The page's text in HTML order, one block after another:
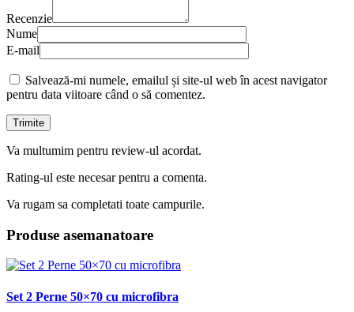
Recenzie
Nume
E-mail
Salvează-mi numele, emailul și site-ul web în acest navigator
pentru data viitoare când o să comentez.
Va multumim pentru review-ul acordat.
Rating-ul este necesar pentru a comenta.
Va rugam sa completati toate campurile.
Produse asemanatoare
Set 2 Perne 50×70 cu microfibra